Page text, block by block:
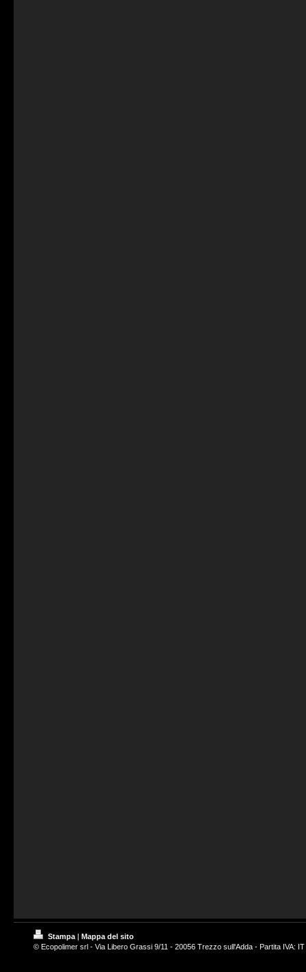
Stampa
Mappa del sito
© Ecopolimer srl - Via Libero Grassi 9/11 - 20056 Trezzo sull'Adda - Partita IVA: